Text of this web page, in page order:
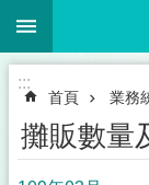
跳到主要內容區塊
:::
首頁 業務
攤販數量